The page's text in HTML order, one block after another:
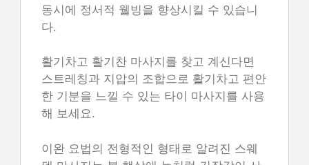
동시에 정서적 웰빙을 향상시킬 수 있습니
다.
활기차고 활기찬 마사지를 찾고 계신다면
스트레칭과 지압의 조합으로 활기차고 편안
한 기분을 느낄 수 있는 타이 마사지를 사용
해 보세요.
이완 요법의 전형적인 형태로 알려진 스웨